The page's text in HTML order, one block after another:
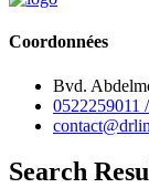
Coordonnées
Bvd.
0522259011
Search